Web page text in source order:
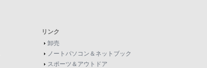
リンク
卸売
ノートパソコン＆ネットブック
スポーツ＆アウトドア